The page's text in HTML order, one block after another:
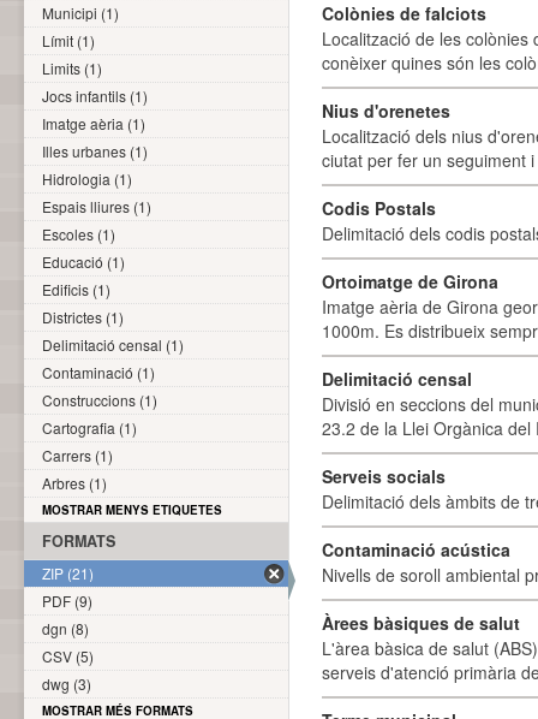
Colònies de falciots
Localització de les colònies
conèixer quines són les
Nius d'orenetes
Localització dels nius
ciutat per fer un seguiment
Codis Postals
Delimitació dels codis
Ortoimatge de Girona
Imatge aèria de Girona
1000m. Es distribueix
Delimitació censal
Divisió en seccions del
23.2 de la Llei Orgànica
Serveis socials
Delimitació dels àmbits de
Contaminació acústica
Nivells de soroll ambiental
Àrees bàsiques de salut
L'àrea bàsica de salut
serveis d'atenció primària
Municipi (1)
Límit (1)
Limits (1)
Jocs infantils (1)
Imatge aèria (1)
Illes urbanes (1)
Hidrologia (1)
Espais lliures (1)
Escoles (1)
Educació (1)
Edificis (1)
Districtes (1)
Delimitació censal (1)
Contaminació (1)
Construccions (1)
Cartografia (1)
Carrers (1)
Arbres (1)
MOSTRAR MENYS ETIQUETES
FORMATS
ZIP (21)
PDF (9)
dgn (8)
CSV (5)
dwg (3)
MOSTRAR MÉS FORMATS